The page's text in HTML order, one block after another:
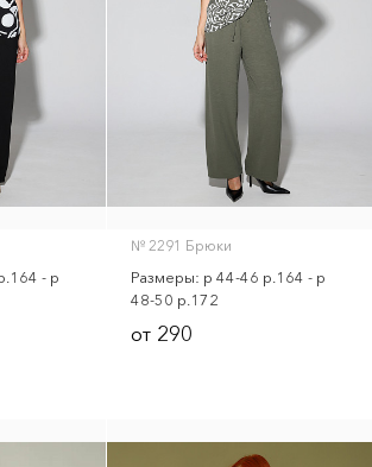
Скачать прайс-лист
- р
№ 2291 Брюки
Размеры: р 44-46 р.164 - р
48-50 р.172
от290